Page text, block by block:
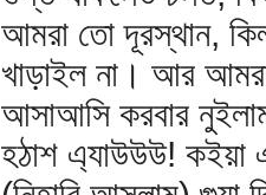
আমরা তো দূরস্থান,
খাড়াইল না। আর
আসাআসি করবার
হঠাশ এ্যাউউউ! কইয়া